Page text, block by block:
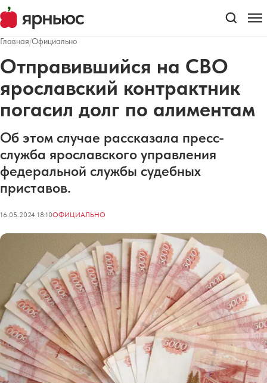
Главная/Официально
Отправившийся на СВО
ярославский контрактник
погасил долг по алиментам
Об этом случае рассказала пресс-
служба ярославского управления
федеральной службы судебных
приставов.
16.05.2024 18:10ОФИЦИАЛЬНО